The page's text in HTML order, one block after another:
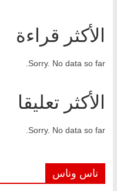
الأكثر قراءة
Sorry. No data so far.
الأكثر تعليقا
Sorry. No data so far.
ناس وناس